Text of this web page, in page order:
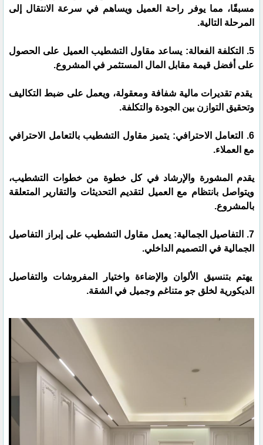
مسبقًا، مما يوفر راحة العميل ويساهم في سرعة الانتقال إلى
المرحلة التالية.
5. التكلفة الفعالة: يساعد مقاول التشطيب العميل على الحصول
على أفضل قيمة مقابل المال المستثمر في المشروع.
يقدم تقديرات مالية شفافة ومعقولة، ويعمل على ضبط التكاليف
وتحقيق التوازن بين الجودة والتكلفة.
6. التعامل الاحترافي: يتميز مقاول التشطيب بالتعامل الاحترافي
مع العملاء.
يقدم المشورة والإرشاد في كل خطوة من خطوات التشطيب،
ويتواصل بانتظام مع العميل لتقديم التحديثات والتقارير المتعلقة
بالمشروع.
7. التفاصيل الجمالية: يعمل مقاول التشطيب على إبراز التفاصيل
الجمالية في التصميم الداخلي.
يهتم بتنسيق الألوان والإضاءة واختيار المفروشات والتفاصيل
الديكورية لخلق جو متناغم وجميل في الشقة.